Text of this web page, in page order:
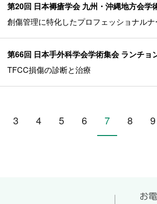
第20回 日本褥瘡学会 九州・沖縄地方会学
創傷管理に特化したプロフェッショナル
第66回 日本手外科学会学術集会 ランチョ
TFCC損傷の診断と治療
3 4 5 6 7 8 9